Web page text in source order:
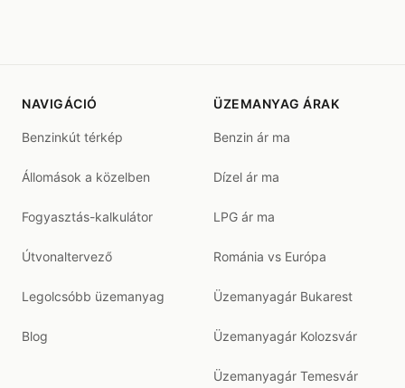
NAVIGÁCIÓ
Benzinkút térkép
Állomások a közelben
Fogyasztás-kalkulátor
Útvonaltervező
Legolcsóbb üzemanyag
Blog
ÜZEMANYAG ÁRAK
Benzin ár ma
Dízel ár ma
LPG ár ma
Románia vs Európa
Üzemanyagár Bukarest
Üzemanyagár Kolozsvár
Üzemanyagár Temesvár